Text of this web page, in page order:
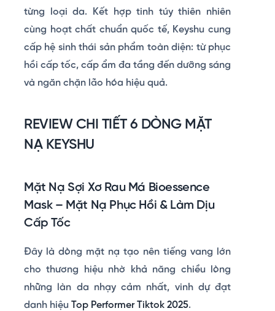
từng loại da. Kết hợp tinh túy thiên nhiên
cùng hoạt chất chuẩn quốc tế, Keyshu cung
cấp hệ sinh thái sản phẩm toàn diện: từ phục
hồi cấp tốc, cấp ẩm đa tầng đến dưỡng sáng
và ngăn chặn lão hóa hiệu quả.
REVIEW CHI TIẾT 6 DÒNG MẶT
NẠ KEYSHU
Mặt Nạ Sợi Xơ Rau Má Bioessence
Mask – Mặt Nạ Phục Hồi & Làm Dịu
Cấp Tốc
Đây là dòng mặt nạ tạo nên tiếng vang lớn
cho thương hiệu nhờ khả năng chiều lòng
những làn da nhạy cảm nhất, vinh dự đạt
danh hiệu Top Performer Tiktok 2025.